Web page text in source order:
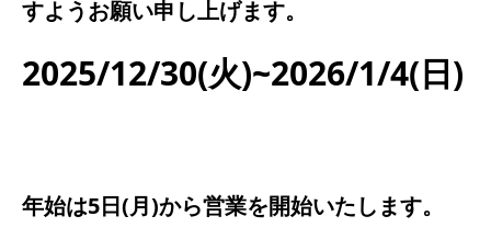
すようお願い申し上げます。
2025/12/30(火)~2026/1/4(日)
年始は5日(月)から営業を開始いたします。